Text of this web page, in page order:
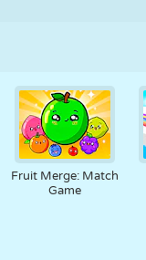
Fruit Merge: Match
Game